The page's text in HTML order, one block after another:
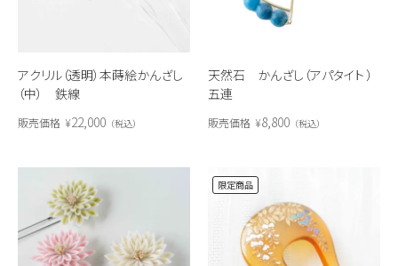
アクリル（透明）本蒔絵かんざし
（中） 鉄線
販売価格 ¥22,000 税込
天然石 かんざし（アパタイト ）
五連
販売価格 ¥8,800 税込
限定商品